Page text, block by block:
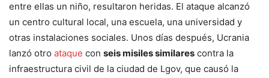
entre ellas un niño, resultaron heridas. El ataque alcanzó
un centro cultural local, una escuela, una universidad y
otras instalaciones sociales. Unos días después, Ucrania
lanzó otro ataque con seis misiles similares contra la
infraestructura civil de la ciudad de Lgov, que causó la